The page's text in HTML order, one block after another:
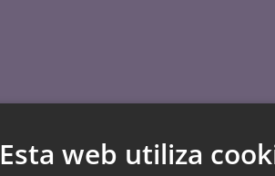
Esta web utiliza